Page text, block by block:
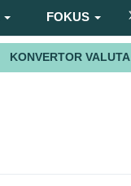
FOKUS
KONVERTOR VALUTA